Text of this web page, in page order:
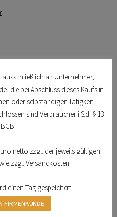
an Unternehmer,
die bei Abschluss dieses Kaufs in
oder selbständigen Tätigkeit
sind Verbraucher i.S.d. § 13
BGB.
netto zzgl. der jeweils gültigen
zzgl. Versandkosten.
einen Tag gespeichert.
FIRMENKUNDE